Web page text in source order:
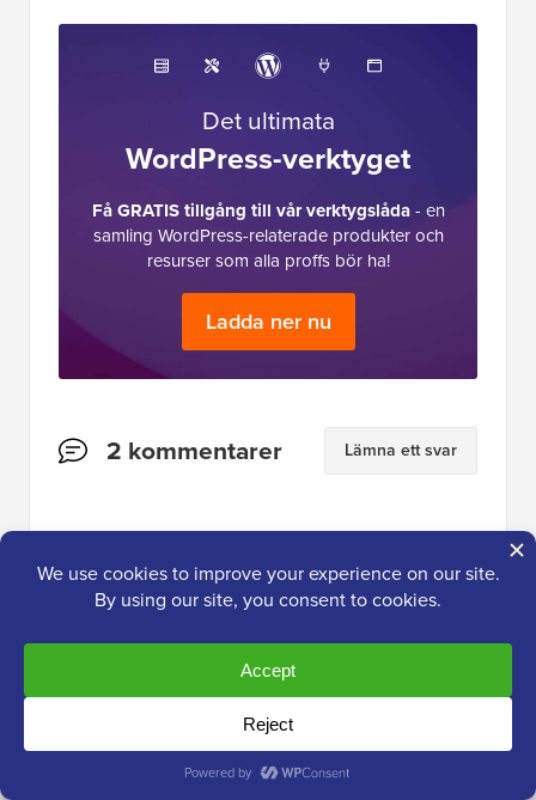
Det ultimata
WordPress-verktyget
Få GRATIS tillgång till vår verktygslåda- en
samling WordPress-relaterade produkter och
resurser som alla proffs bör ha!
Ladda ner nu
Läsarnas2 kommentarer Lämna ett svar
Dennis Muthomi
30 okt 2024 kl. 14:01
WPForms är verkligen bra för detta.
Instruktionerna för att ställa in
betalningsgateways är superhjälpsamma.
Här är vad jag har lärt mig av min erfarenhet: